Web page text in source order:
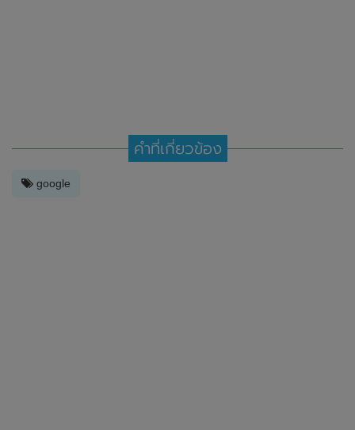
คำที่เกี่ยวข้อง
google